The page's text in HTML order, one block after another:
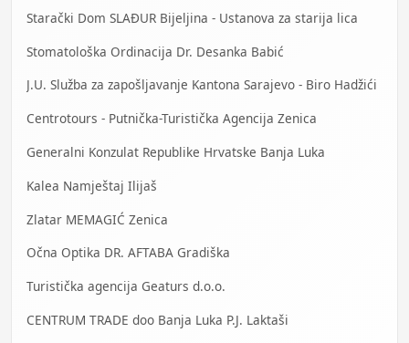
Starački Dom SLAĐUR Bijeljina - Ustanova za starija lica
Stomatološka Ordinacija Dr. Desanka Babić
J.U. Služba za zapošljavanje Kantona Sarajevo - Biro Hadžići
Centrotours - Putnička-Turistička Agencija Zenica
Generalni Konzulat Republike Hrvatske Banja Luka
Kalea Namještaj Ilijaš
Zlatar MEMAGIĆ Zenica
Očna Optika DR. AFTABA Gradiška
Turistička agencija Geaturs d.o.o.
CENTRUM TRADE doo Banja Luka P.J. Laktaši